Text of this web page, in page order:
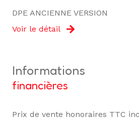
DPE ANCIENNE VERSION
Voir le détail
informations
financières
Prix de vente honoraires TTC